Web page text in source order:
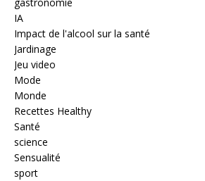
IA
Impact de l'alcool sur la santé
Jardinage
Jeu video
Mode
Monde
Recettes Healthy
Santé
science
Sensualité
sport